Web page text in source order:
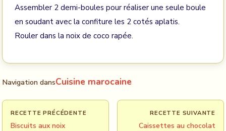
Assembler 2 demi-boules pour réaliser une seule boule
en soudant avec la confiture les 2 cotés aplatis.
Rouler dans la noix de coco rapée.
Navigation dansCuisine marocaine
RECETTE PRÉCÉDENTE
Biscuits aux noix
RECETTE SUIVANTE
Caissettes au chocolat